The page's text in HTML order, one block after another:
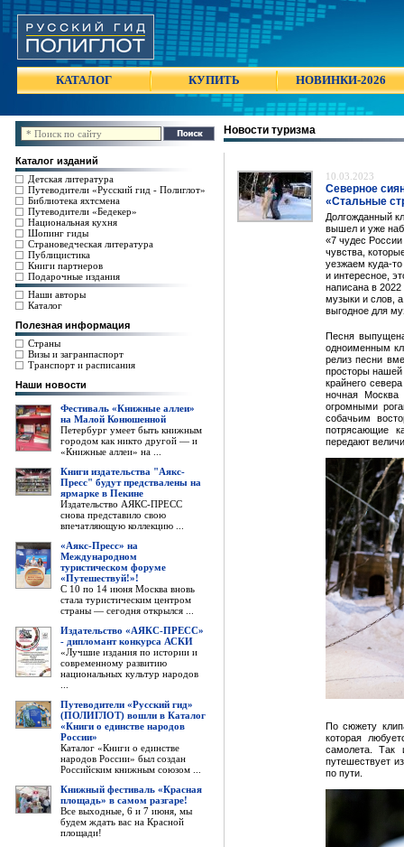
КАТАЛОГ КУПИТЬ НОВИНКИ-2026
Каталог изданий
Детская литература
Путеводители «Русский гид - Полиглот»
Библиотека яхтсмена
Путеводители «Бедекер»
Национальная кухня
Шопинг гиды
Страноведческая литература
Публицистика
Книги партнеров
Подарочные издания
Наши авторы
Каталог
Полезная информация
Страны
Визы и загранпаспорт
Транспорт и расписания
Наши новости
Фестиваль «Книжные аллеи»
на Малой Конюшенной
Петербург умеет быть книжным
городом как никто другой — и
«Книжные аллеи» на ...
Книги издательства "Аякс-
Пресс" будут предствалены на
ярмарке в Пекине
Издательство АЯКС-ПРЕСС
снова представило свою
впечатляющую коллекцию ...
«Аякс-Пресс» на
Международном
туристическом форуме
«Путешествуй!»!
С 10 по 14 июня Москва вновь
стала туристическим центром
страны — сегодня открылся ...
Издательство «АЯКС-ПРЕСС»
- дипломант конкурса АСКИ
«Лучшие издания по истории и
современному развитию
национальных культур народов
Путеводители «Русский гид»
(ПОЛИГЛОТ) вошли в Каталог
«Книги о единстве народов
России»
Каталог «Книги о единстве
народов России» был создан
Российским книжным союзом ...
Книжный фестиваль «Красная
площадь» в самом разгаре!
Все выходные, 6 и 7 июня, мы
будем ждать вас на Красной
площади!
Новости туризма
10.03.2023
Северное
«Стальные
Долгожданный
вышел и уже
«7 чудес России
чувства,
уезжаем куда-
и интересное,
написана в
музыки и слов,
выгодное для
Песня
одноименным
релиз песни
просторы нашей
крайнего
ночная
огромными
собачьим
потрясающие
передают
По сюжету
которая
самолета. Так
путешествует
по пути.